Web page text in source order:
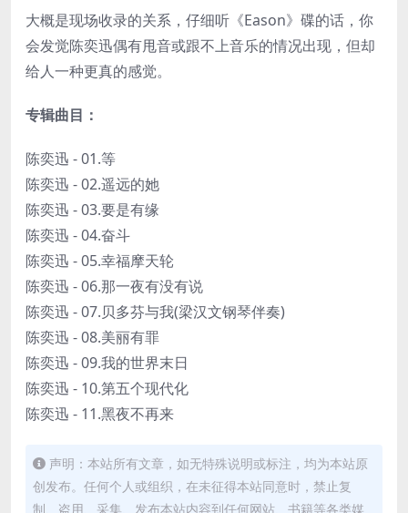
大概是现场收录的关系，仔细听《Eason》碟的话，你
会发觉陈奕迅偶有甩音或跟不上音乐的情况出现，但却
给人一种更真的感觉。
专辑曲目：
陈奕迅 - 01.等
陈奕迅 - 02.遥远的她
陈奕迅 - 03.要是有缘
陈奕迅 - 04.奋斗
陈奕迅 - 05.幸福摩天轮
陈奕迅 - 06.那一夜有没有说
陈奕迅 - 07.贝多芬与我(梁汉文钢琴伴奏)
陈奕迅 - 08.美丽有罪
陈奕迅 - 09.我的世界末日
陈奕迅 - 10.第五个现代化
陈奕迅 - 11.黑夜不再来
声明：本站所有文章，如无特殊说明或标注，均为本站原
创发布。任何个人或组织，在未征得本站同意时，禁止复
制、盗用、采集、发布本站内容到任何网站、书籍等各类媒